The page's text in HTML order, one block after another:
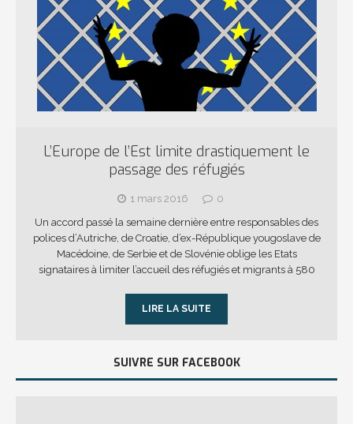
L’Europe de l’Est limite drastiquement le
passage des réfugiés
1 mars 2016
0
Un accord passé la semaine dernière entre responsables des
polices d’Autriche, de Croatie, d’ex-République yougoslave de
Macédoine, de Serbie et de Slovénie oblige les Etats
signataires à limiter l’accueil des réfugiés et migrants à 580
LIRE LA SUITE
SUIVRE SUR FACEBOOK